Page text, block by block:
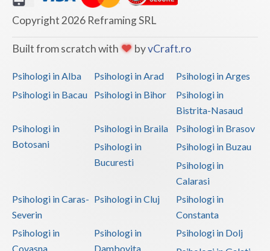
Copyright 2026 Reframing SRL
Built from scratch with byvCraft.ro
Psihologi in Alba Psihologi in Arad
Psihologi in Arges
Psihologi in Bacau
Psihologi in Bihor
Psihologi in
Bistrita-Nasaud
Psihologi in
Botosani
Psihologi in Braila
Psihologi in Brasov
Psihologi in
Bucuresti
Psihologi in Buzau
Psihologi in
Calarasi
Psihologi in Caras-
Severin
Psihologi in Cluj
Psihologi in
Constanta
Psihologi in
Covasna
Psihologi in
Dambovita
Psihologi in Dolj